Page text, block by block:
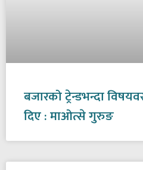
बजारको ट्रेन्डभन्दा
दिए : माओत्से गुरुङ